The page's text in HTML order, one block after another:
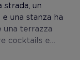
strada, un
una stanza ha
una terrazza
cocktails e